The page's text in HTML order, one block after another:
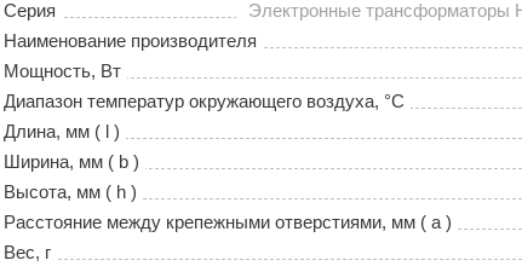
Серия
Электронные трансформаторы
Наименование производителя
Мощность, Вт
Диапазон температур окружающего воздуха, °С
Длина, мм ( l )
Ширина, мм ( b )
Высота, мм ( h )
Расстояние между крепежными отверстиями, мм ( a )
Вес, г